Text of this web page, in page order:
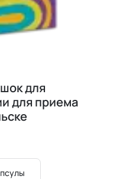
для
для приема